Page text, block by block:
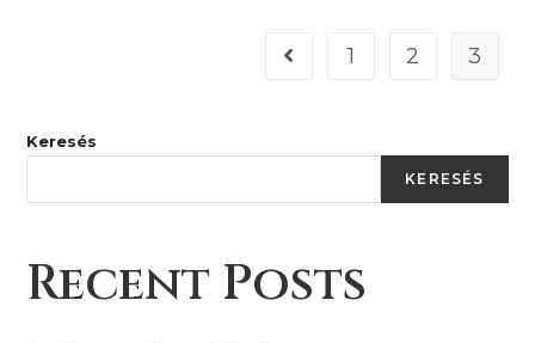
1 2 3
Keresés
KERESÉS
Recent Posts